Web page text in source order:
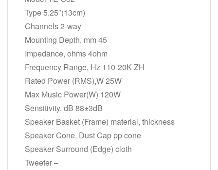
Type 5.25″(13cm)
Channels 2-way
Mounting Depth, mm 45
Impedance, ohms 4ohm
Frequency Range, Hz 110-20K ZH
Rated Power (RMS),W 25W
Max Music Power(W) 120W
Sensitivity, dB 88±3dB
Speaker Basket (Frame) material, thickness
Speaker Cone, Dust Cap pp cone
Speaker Surround (Edge) cloth
Tweeter –